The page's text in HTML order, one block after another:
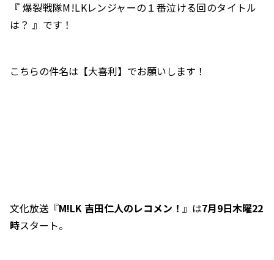
『 爆裂戦隊M!LKレンジャーの１番泣ける回のタイトル
は？ 』です！
こちらの件名は【大喜利】でお願いします！
文化放送『M!LK 吉田仁人のレコメン！ 』は7月9日木曜22
時スタート。